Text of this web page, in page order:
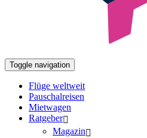
Toggle navigation
Flüge weltweit
Pauschalreisen
Mietwagen
Ratgeber
Magazin